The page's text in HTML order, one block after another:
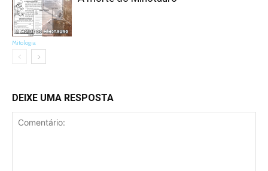
Mitologia
DEIXE UMA RESPOSTA